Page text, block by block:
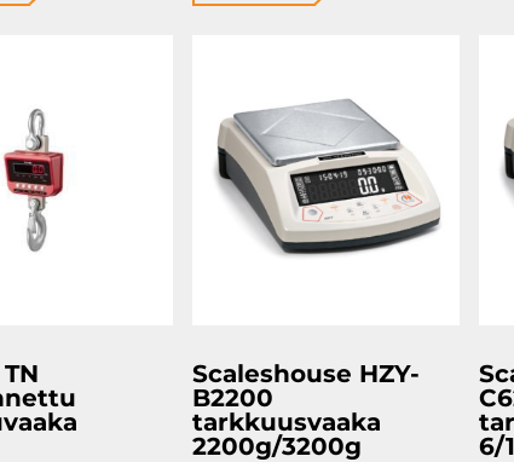
Scaleshouse HZY-
B2200
tarkkuusvaaka
2200g/3200g
6/